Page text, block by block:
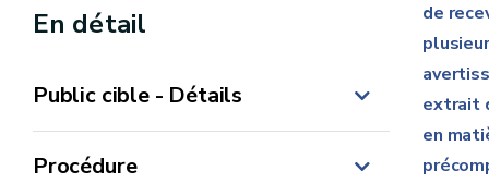
En détail
Public cible - Détails
Procédure
de
extrait
en